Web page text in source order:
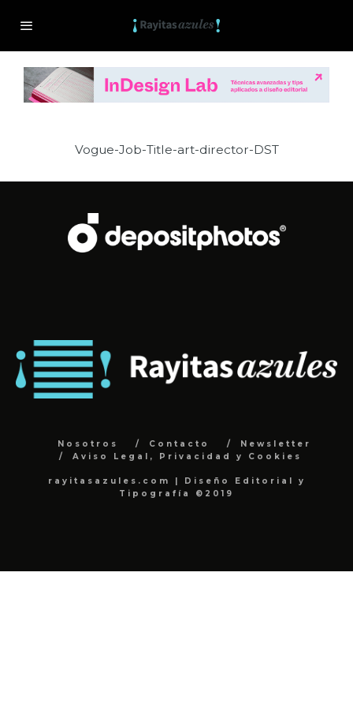
Vogue-Job-Title-art-director-DST
Nosotros Contacto
Newsletter
Aviso Legal, Privacidad y Cookies
rayitasazules.com | Diseño Editorial y
Tipografía ©2019